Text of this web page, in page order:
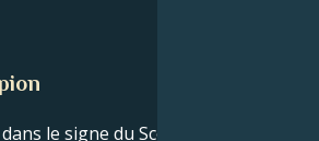
le signe du Scorpion